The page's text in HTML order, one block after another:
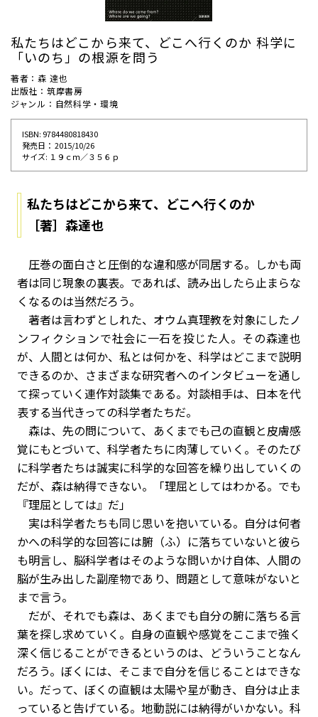
私たちはどこから来て、どこへ行くのか 科学に
「いのち」の根源を問う
著者：森 達也
出版社：筑摩書房
ジャンル：自然科学・環境
ISBN: 9784480818430
発売⽇： 2015/10/26
サイズ: １９ｃｍ／３５６ｐ
私たちはどこから来て、どこへ行くのか
［著］森達也
圧巻の面白さと圧倒的な違和感が同居する。しかも両
者は同じ現象の裏表。であれば、読み出したら止まらな
くなるのは当然だろう。
著者は言わずとしれた、オウム真理教を対象にしたノ
ンフィクションで社会に一石を投じた人。その森達也
が、人間とは何か、私とは何かを、科学はどこまで説明
できるのか、さまざまな研究者へのインタビューを通し
て探っていく連作対談集である。対談相手は、日本を代
表する当代きっての科学者たちだ。
森は、先の問について、あくまでも己の直観と皮膚感
覚にもとづいて、科学者たちに肉薄していく。そのたび
に科学者たちは誠実に科学的な回答を繰り出していくの
だが、森は納得できない。「理屈としてはわかる。でも
『理屈としては』だ」
実は科学者たちも同じ思いを抱いている。自分は何者
かへの科学的な回答には腑（ふ）に落ちていないと彼ら
も明言し、脳科学者はそのような問いかけ自体、人間の
脳が生み出した副産物であり、問題として意味がないと
まで言う。
だが、それでも森は、あくまでも自分の腑に落ちる言
葉を探し求めていく。自身の直観や感覚をここまで強く
深く信じることができるというのは、どういうことなん
だろう。ぼくには、そこまで自分を信じることはできな
い。だって、ぼくの直観は太陽や星が動き、自分は止ま
っていると告げている。地動説には納得がいかない。科